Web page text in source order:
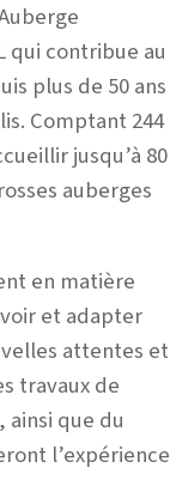
qui contribue au
plus de 50 ans
Comptant 244
jusqu’à 80
auberges
en matière
et adapter
attentes et
travaux de
que du
l’expérience